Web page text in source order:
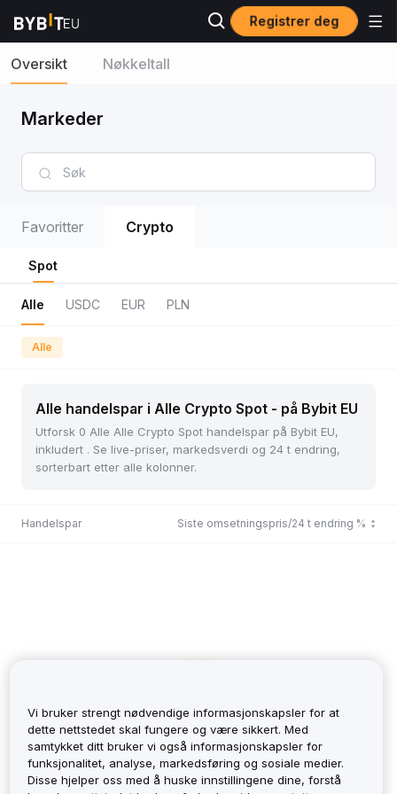
Registrer deg
Oversikt Nøkkeltall
Markeder
Favoritter Crypto
Spot
Alle USDC EUR PLN
Alle
Alle handelspar i Alle Crypto Spot - på Bybit EU
Utforsk 0 Alle Alle Crypto Spot handelspar på Bybit EU,
inkludert . Se live-priser, markedsverdi og 24 t endring,
sorterbart etter alle kolonner.
Handelspar Siste omsetningspris/24 t endring %
No Records
Vi bruker strengt nødvendige informasjonskapsler for at
dette nettstedet skal fungere og være sikkert. Med
samtykket ditt bruker vi også informasjonskapsler for
funksjonalitet, analyse, markedsføring og sosiale medier.
Disse hjelper oss med å huske innstillingene dine, forstå